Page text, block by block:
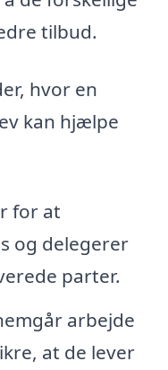
tilbud.
hvor en
kan hjælpe
for at
og delegerer
parter.
arbejde
at de lever